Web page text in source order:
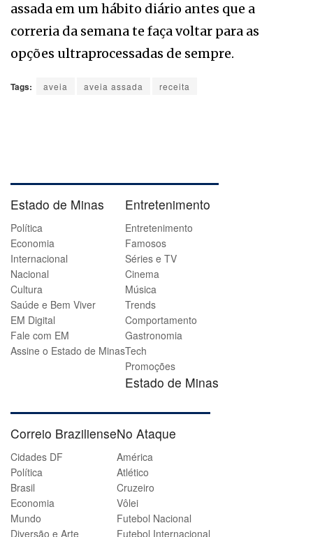
assada em um hábito diário antes que a
correria da semana te faça voltar para as
opções ultraprocessadas de sempre.
Tags: aveia aveia assada receita
Estado de Minas
Política
Economia
Internacional
Nacional
Cultura
Saúde e Bem Viver
EM Digital
Fale com EM
Assine o Estado de Minas
Entretenimento
Entretenimento
Famosos
Séries e TV
Cinema
Música
Trends
Comportamento
Gastronomia
Tech
Promoções
Estado de Minas
Correio Braziliense
Cidades DF
Política
Brasil
Economia
Mundo
Diversão e Arte
No Ataque
América
Atlético
Cruzeiro
Vôlei
Futebol Nacional
Futebol Internacional